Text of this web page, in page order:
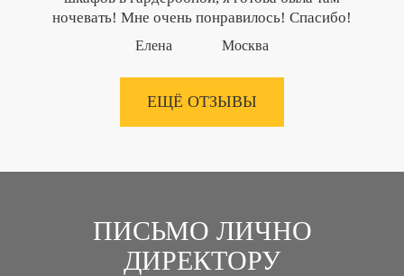
ночевать! Мне очень понравилось! Спасибо!
Елена Москва
ЕЩЁ ОТЗЫВЫ
ПИСЬМО ЛИЧНО
ДИРЕКТОРУ